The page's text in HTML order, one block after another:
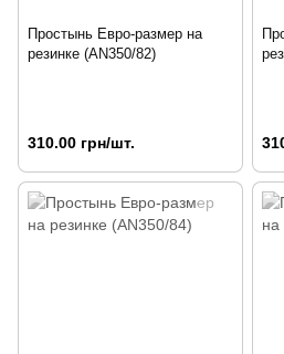
Простынь Евро-размер на
резинке (AN350/82)
310.00 грн/шт.